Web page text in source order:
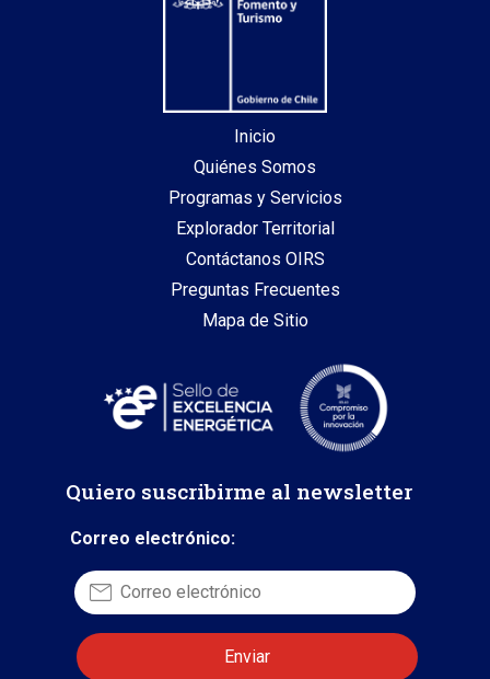
Inicio
Quiénes Somos
Programas y Servicios
Explorador Territorial
Contáctanos OIRS
Preguntas Frecuentes
Mapa de Sitio
Quiero suscribirme al newsletter
Correo electrónico: